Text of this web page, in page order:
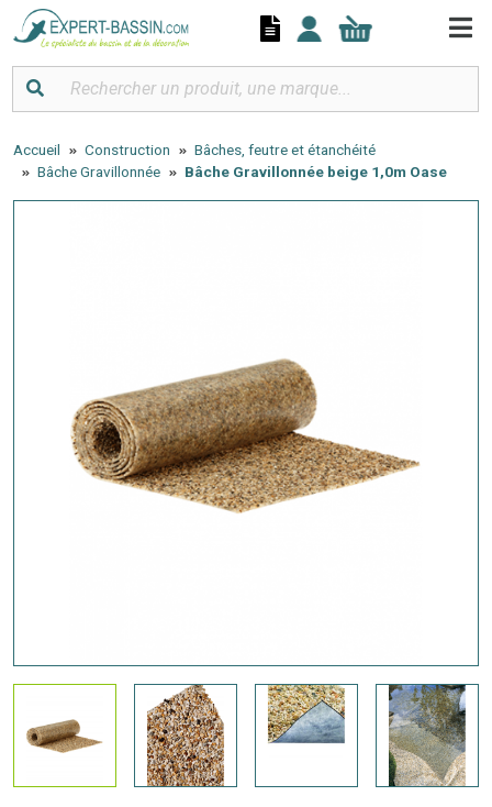
Accueil Construction
Bâches, feutre et étanchéité
Bâche Gravillonnée
Bâche Gravillonnée beige 1,0m Oase
Panneau de gestion des cookies